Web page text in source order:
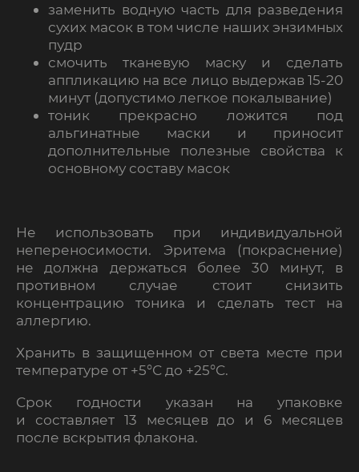
заменить водную часть для разведения
сухих масок в том числе наших энзимных
пудр
смочить тканевую маску и сделать
аппликацию на все лицо выдержав 15-20
минут (допустимо легкое покалывание)
тоник прекрасно ложится под
альгинатные маски и приносит
дополнительные полезные свойства к
основному составу масок
Не использовать при индивидуальной
непереносимости. Эритема (покраснение)
не должна держаться более 30 минут, в
противном случае стоит снизить
концентрацию тоника и сделать тест на
аллергию.
Хранить в защищенном от света месте при
температуре от +5°С до +25°С.
Срок годности указан на упаковке
и составляет 13 месяцев до и 6 месяцев
после вскрытия флакона.